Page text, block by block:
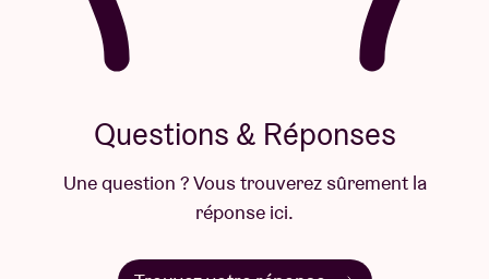
Questions & Réponses
Une question ? Vous trouverez sûrement la
réponse ici.